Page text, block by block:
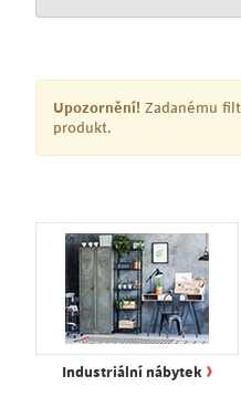
Upozornění! Zadanému
produkt.
Industriální nábytek ›